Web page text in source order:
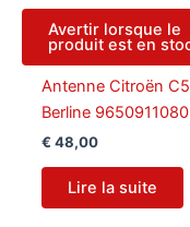
Avertir lorsque le
produit est en
Antenne Citroën
Berline 9650911080
€ 48,00
Lire la suite